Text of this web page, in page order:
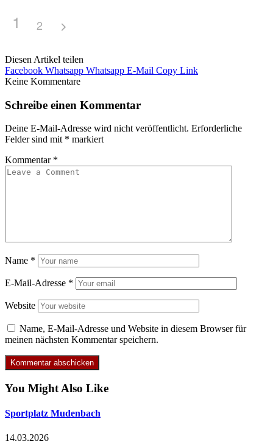
1 2
Diesen Artikel teilen
Facebook Whatsapp Whatsapp E-Mail Copy Link
Keine Kommentare
Schreibe einen Kommentar
Deine E-Mail-Adresse wird nicht veröffentlicht. Erforderliche
Felder sind mit * markiert
Kommentar *
Name *
E-Mail-Adresse *
Website
Name, E-Mail-Adresse und Website in diesem Browser für
meinen nächsten Kommentar speichern.
You Might Also Like
Sport­platz Muden­bach
14.03.2026